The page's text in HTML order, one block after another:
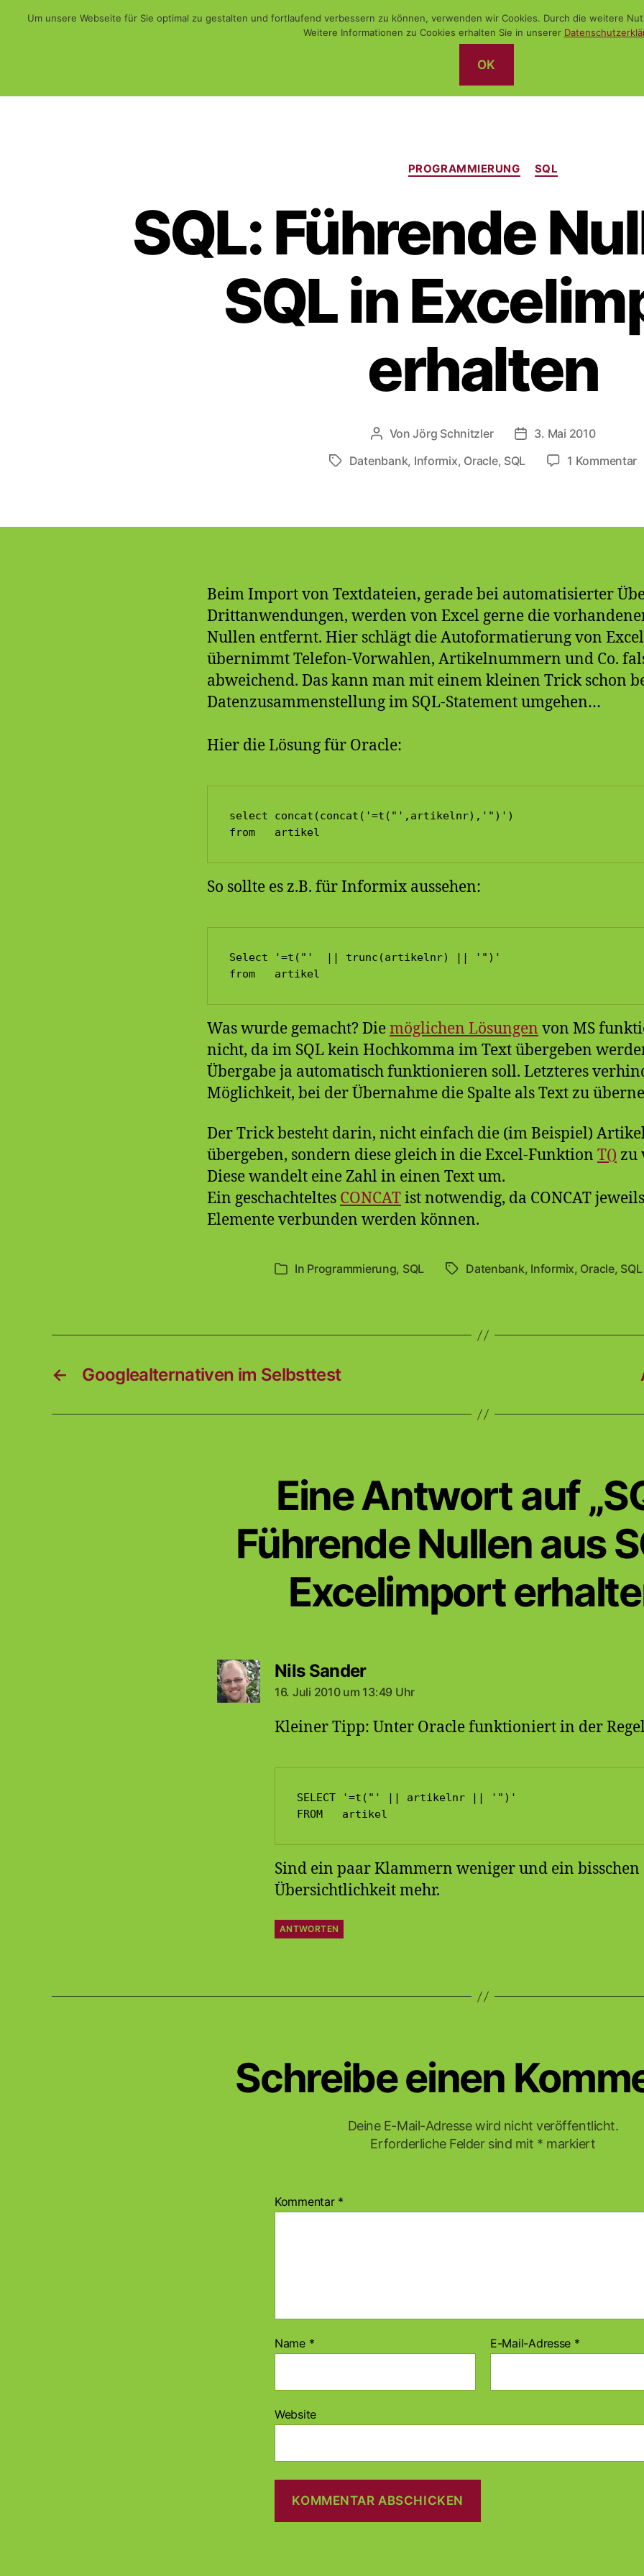
Kategorien
PROGRAMMIERUNG SQL
SQL: Führende
SQL in
erhalten
Beitragsautor
VonJörg Schnitzler Veröffentlichungsdatum
3. Mai 2010
Schlagwörter
Datenbank, Informix, Oracle, SQL 1 Kommentarzu
Beim Import von Textdateien, gerade bei automatisierter
Drittanwendungen, werden von Excel gerne die
Nullen entfernt. Hier schlägt die Autoformatierung von
übernimmt Telefon-Vorwahlen, Artikelnummern und Co.
abweichend. Das kann man mit einem kleinen Trick schon
Datenzusammenstellung im SQL-Statement umgehen…
Hier die Lösung für Oracle:
select concat(concat('=t("',artikelnr),'")')
from   artikel
So sollte es z.B. für Informix aussehen:
Select '=t("'  || trunc(artikelnr) || '")'
from   artikel
Was wurde gemacht? Diemöglichen Lösungen von MS
nicht, da im SQL kein Hochkomma im Text übergeben
Übergabe ja automatisch funktionieren soll. Letzteres
Möglichkeit, bei der Übernahme die Spalte als Text zu
Der Trick besteht darin, nicht einfach die (im Beispiel)
übergeben, sondern diese gleich in die Excel-Funktion T() zu
Diese wandelt eine Zahl in einen Text um.
Ein geschachteltes CONCATist notwendig, da CONCAT
Elemente verbunden werden können.
Kategorien
In Programmierung, SQL Schlagwörter
Datenbank, Informix, Oracle, SQL
← Googlealternativen im Selbsttest
Eine Antwort auf
Führende Nullen aus
Excelimport
Nils Sandersagt:
16. Juli 2010 um 13:49 Uhr
Kleiner Tipp: Unter Oracle funktioniert in der
SELECT '=t("' || artikelnr || '")'
FROM   artikel
Sind ein paar Klammern weniger und ein bisschen
Übersichtlichkeit mehr.
ANTWORTEN
Schreibe einen
Deine E-Mail-Adresse wird nicht veröffentlicht.
Erforderliche Felder sind mit * markiert
Kommentar *
Name * E-Mail-Adresse *
Website
Um unsere Webseite für Sie optimal zu gestalten und fortlaufend verbessern zu können, verwenden wir Cookies. Durch die weitere
Weitere Informationen zu Cookies erhalten Sie in unserer
OK